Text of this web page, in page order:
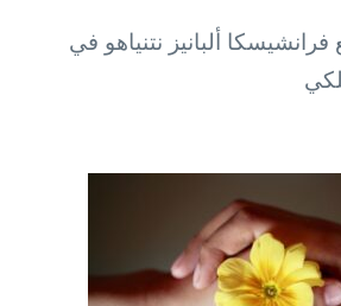
ألبانيز نتنياهو في